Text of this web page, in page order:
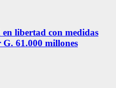
libertad con medidas
61.000 millones